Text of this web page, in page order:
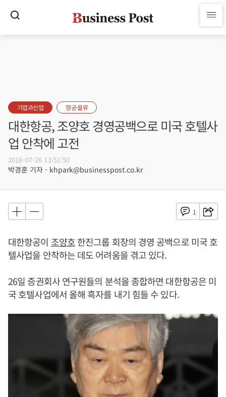
기업과산업 항공·물류
대한항공, 조양호 경영공백으로 미국 호텔사
업 안착에 고전
2018-07-26 13:51:50
박경훈 기자 - khpark@businesspost.co.kr
1
대한항공이 조양호한진그룹 회장의 경영 공백으로 미국 호
텔사업을 안착하는 데도 어려움을 겪고 있다.
26일 증권회사 연구원들의 분석을 종합하면 대한항공은 미
국 호텔사업에서 올해 흑자를 내기 힘들 수 있다.